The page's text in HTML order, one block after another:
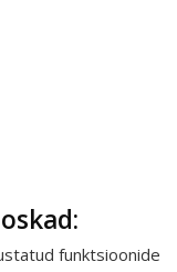
funktsioonide